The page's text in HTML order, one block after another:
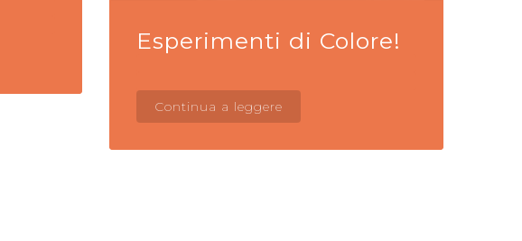
Esperimenti di Colore!
Continua a leggere